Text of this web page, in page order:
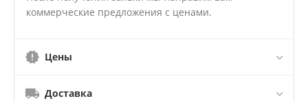
коммерческие предложения с ценами.
Цены
Доставка